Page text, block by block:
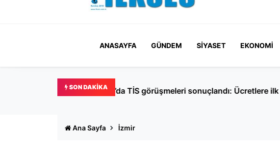
ANASAYFA GÜNDEM SIYASET EKONOMI
SON DAKIKA Özel hastanede skandal iddia: 7 haftalık
Ana Sayfa İzmir